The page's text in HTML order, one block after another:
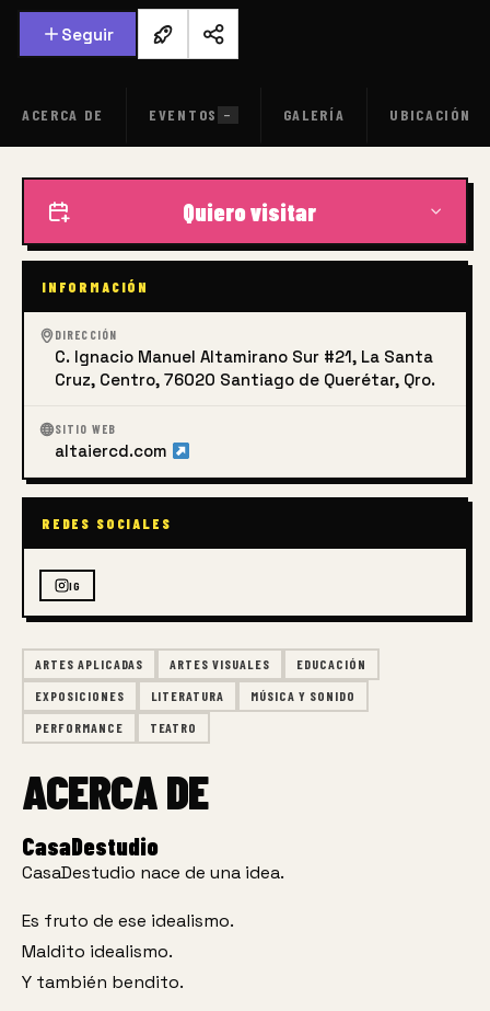
solo porque nuestro contexto social demanda
acercamientos más humanos y personales a todas las
arte.
Seguir
ACERCA DE EVENTOS — GALERÍA UBICACIÓN
ARTES APLICADAS ARTES VISUALES EDUCACIÓN
EXPOSICIONES LITERATURA MÚSICA Y SONIDO
PERFORMANCE TEATRO
ACERCA DE
CasaDestudio
CasaDestudio nace de una idea.
Es fruto de ese idealismo.
Maldito idealismo.
Y también bendito.
Quiero visitar
INFORMACIÓN
DIRECCIÓN
C. Ignacio Manuel Altamirano Sur #21, La Santa
Cruz, Centro, 76020 Santiago de Querétar, Qro.
SITIO WEB
altaiercd.com
REDES SOCIALES
IG